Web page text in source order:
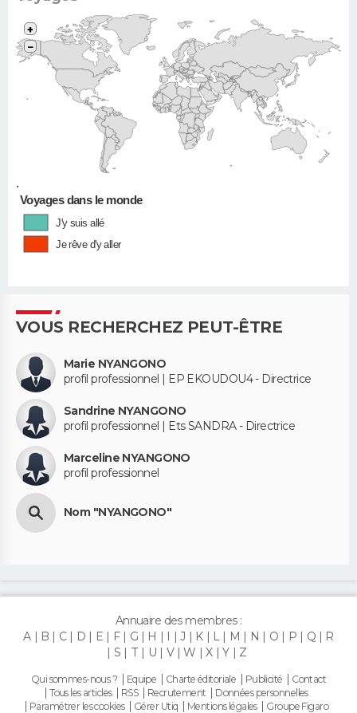
•
+
−
Voyages dans le monde
J'y suis allé
Je rêve d'y aller
VOUS RECHERCHEZ PEUT-ÊTRE
Marie NYANGONO
profil professionnel | EP EKOUDOU4 - Directrice
Sandrine NYANGONO
profil professionnel | Ets SANDRA - Directrice
Marceline NYANGONO
profil professionnel
Nom "NYANGONO"
Annuaire des membres :
A
B C D E F G H I J K L M N O P Q
R
S
T U V W X Y Z
Qui sommes-nous ? Equipe Charte éditoriale Publicité
Contact
Tous les articles
RSS Recrutement
Données personnelles
Paramétrer les cookies
Gérer Utiq Mentions légales Groupe Figaro